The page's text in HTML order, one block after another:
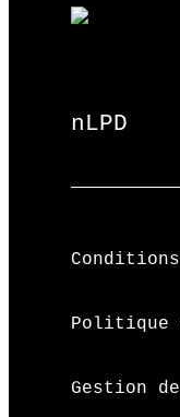
nLPD
Politique
Gestion